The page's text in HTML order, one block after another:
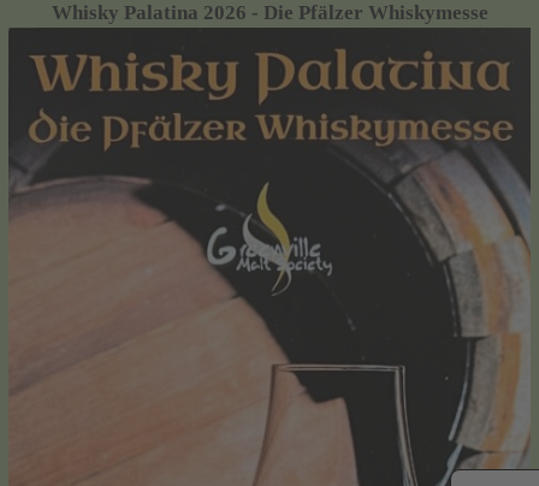
Whisky Palatina 2026 - Die Pfälzer Whiskymesse